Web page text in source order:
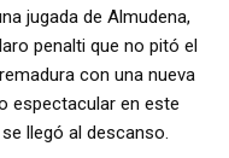
jugada de Almudena,
penalti que no pitó el
con una nueva
espectacular en este
llegó al descanso.